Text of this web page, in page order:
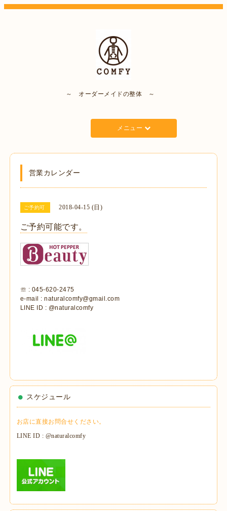
～ オーダーメイドの整体 ～
メニュー
営業カレンダー
ご予約可 2018-04-15 (日)
ご予約可能です。
☏ : 045-620-2475
e-mail : naturalcomfy@gmail.com
LINE ID : @naturalcomfy
スケジュール
お店に直接お問合せください。
LINE ID : @naturalcomfy